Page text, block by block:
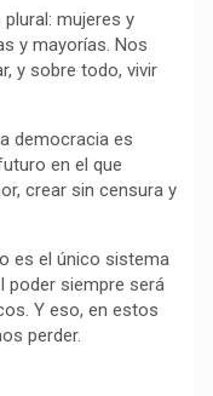
mujeres y
y mayorías. Nos
y sobre todo, vivir
democracia es
en el que
crear sin censura y
es el único sistema
poder siempre será
Y eso, en estos
perder.